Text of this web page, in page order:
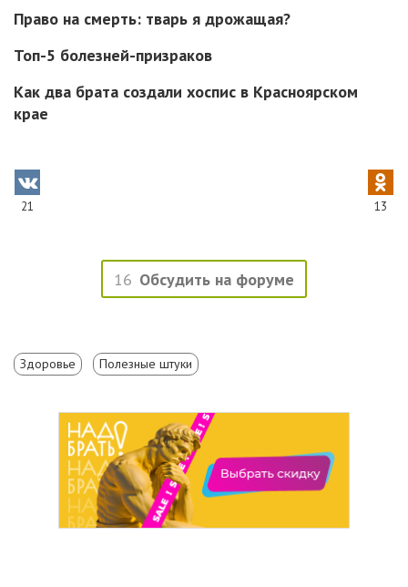
Право на смерть: тварь я дрожащая?
Топ-5 болезней-призраков
Как два брата создали хоспис в Красноярском
крае
21 13
16 Обсудить на форуме
Здоровье Полезные штуки